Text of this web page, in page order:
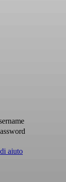
aiuto